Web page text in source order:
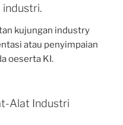
industri.
kujungan industry
atau penyimpaian
oeserta KI.
Alat Industri